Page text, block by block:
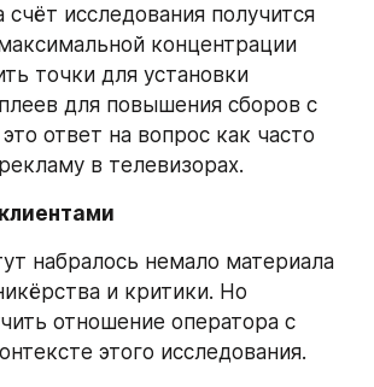
счёт исследования получится
концентрации
точки для установки
для повышения сборов с
ответ на вопрос как часто
в телевизорах.
набралось немало материала
и критики. Но
отношение оператора с
этого исследования.